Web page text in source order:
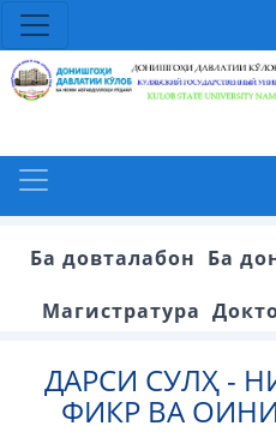
Ба довталабон Ба
Магистратура
ДАРСИ СУЛҲ -
ФИКР ВА